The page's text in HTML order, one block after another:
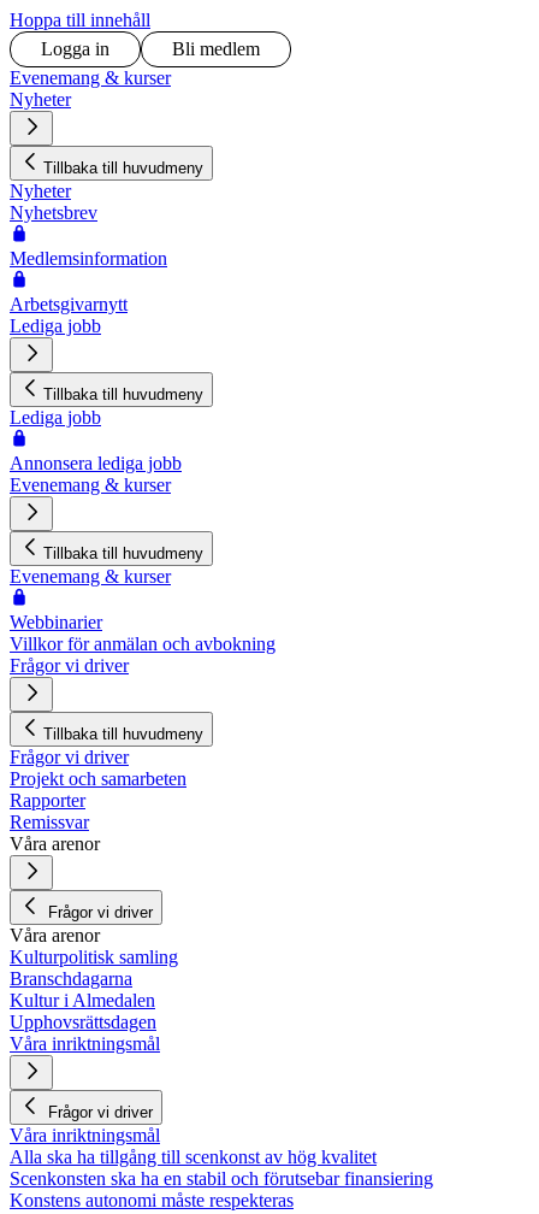
Hoppa till innehåll
Logga in
Bli medlem
Evenemang & kurser
Nyheter
Tillbaka till huvudmeny
Nyheter
Nyhetsbrev
Medlemsinformation
Arbetsgivarnytt
Lediga jobb
Tillbaka till huvudmeny
Lediga jobb
Annonsera lediga jobb
Evenemang & kurser
Tillbaka till huvudmeny
Evenemang & kurser
Webbinarier
Villkor för anmälan och avbokning
Frågor vi driver
Tillbaka till huvudmeny
Frågor vi driver
Projekt och samarbeten
Rapporter
Remissvar
Våra arenor
Frågor vi driver
Våra arenor
Kulturpolitisk samling
Branschdagarna
Kultur i Almedalen
Upphovsrättsdagen
Våra inriktningsmål
Frågor vi driver
Våra inriktningsmål
Alla ska ha tillgång till scenkonst av hög kvalitet
Scenkonsten ska ha en stabil och förutsebar finansiering
Konstens autonomi måste respekteras